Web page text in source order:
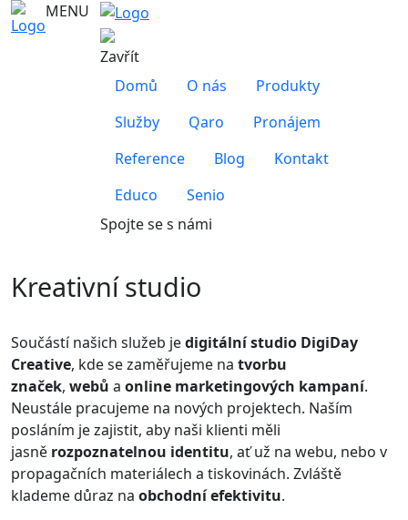
MENU
Zavřít
Domů
O nás
Produkty
Služby
Qaro
Pronájem
Reference
Blog
Kontakt
Educo
Senio
Spojte se s námi
Kreativní studio
Součástí našich služeb jedigitální studio DigiDay
Creative, kde se zaměřujeme na tvorbu
značek, webů a online marketingových kampaní.
Neustále pracujeme na nových projektech. Naším
posláním je zajistit, aby naši klienti měli
jasně rozpoznatelnou identitu, ať už na webu, nebo v
propagačních materiálech a tiskovinách. Zvláště
klademe důraz na obchodní efektivitu.